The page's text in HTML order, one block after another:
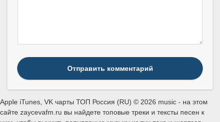
Отправить комментарий
Apple iTunes, VK чарты ТОП Россия (RU) © 2026 music - на этом
сайте zaycevafm.ru вы найдете топовые треки и тексты песен к